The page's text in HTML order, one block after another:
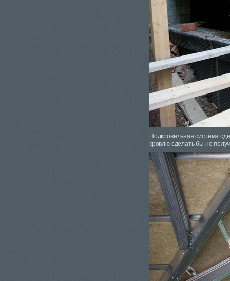
Подкровельная система
кровлю сделать бы не